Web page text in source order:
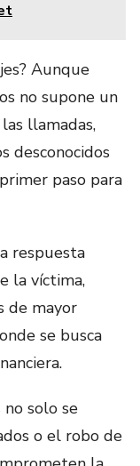
Aunque
no supone un
llamadas,
desconocidos
paso para
respuesta
la víctima,
de mayor
se busca
solo se
o el robo de